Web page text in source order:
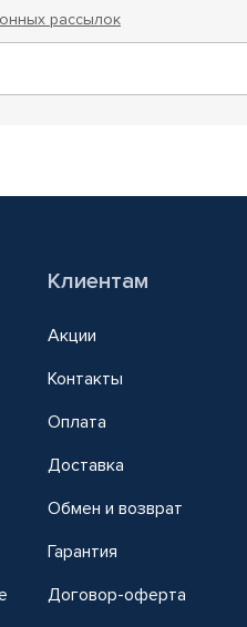
рассылок
Клиентам
Акции
Контакты
Оплата
Доставка
Обмен и возврат
Гарантия
Договор-оферта